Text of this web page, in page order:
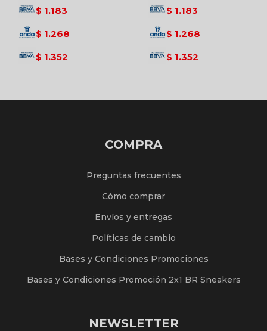
$ 1.183
$ 1.268
$ 1.352
$ 1.183
$ 1.268
$ 1.352
COMPRA
Preguntas frecuentes
Cómo comprar
Envíos y entregas
Políticas de cambio
Bases y Condiciones Promociones
Bases y Condiciones Promoción 2x1 BR Sneakers
NEWSLETTER